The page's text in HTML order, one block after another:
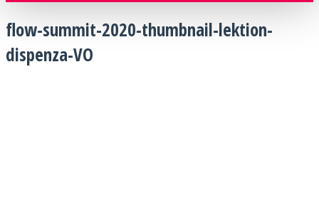
flow-summit-2020-thumbnail-lektion-
dispenza-VO